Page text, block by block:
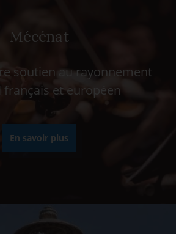
Mécénat
soutien au rayonnement
français et européen
En savoir plus